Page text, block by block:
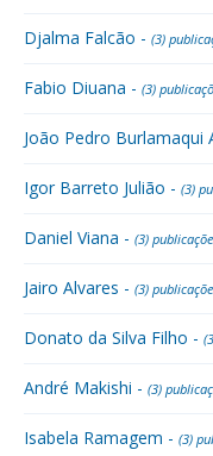
Djalma Falcão - (3)
Fabio Diuana - (3)
João Pedro Burlamaqui
Igor Barreto Julião - (3)
Daniel Viana - (3)
Jairo Alvares - (3)
Donato da Silva Filho -
André Makishi - (3)
Isabela Ramagem - (3)